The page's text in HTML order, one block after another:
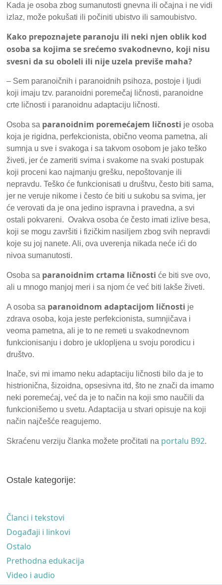
Kada je osoba zbog sumanutosti gnevna ili očajna i ne vidi
izlaz, može pokušati ili počiniti ubistvo ili samoubistvo.
Kako prepoznajete paranoju ili neki njen oblik kod
osoba sa kojima se srećemo svakodnevno, koji nisu
svesni da su oboleli ili nije uzela previše maha?
– Sem paranoičnih i paranoidnih psihoza, postoje i ljudi
koji imaju tzv. paranoidni poremečaj ličnosti, paranoidne
crte ličnosti i paranoidnu adaptaciju ličnosti.
Osoba sa paranoidnim poremećajem ličnosti je osoba
koja je rigidna, perfekcionista, obično veoma pametna, ali
sumnja u sve i svakoga i sa takvom osobom je jako teško
živeti, jer će zameriti svima i svakome na svaki postupak
koji proceni kao najmanju grešku, nepoštovanje ili
nepravdu. Teško će funkcionisati u društvu, često biti sama,
jer ne veruje nikome i često će biti u sukobu sa svima, jer
će verovati da je ona jedino ispravna i pravedna, a svi
ostali pokvareni. Ovakva osoba će često imati izlive besa,
koji se mogu završiti i fizičkim nasiljem zbog svih nepravdi
koje su joj nanete. Ali, ova uverenja nikada neće ići do
nivoa sumanutosti.
Osoba sa paranoidnim crtama ličnostiće biti sve ovo,
ali u mnogo manjoj meri i sa njom će već biti lakše živeti.
A osoba sa paranoidnom adaptacijom ličnosti je
zdrava osoba, koja jeste perfekcionista, sumnjičava i
veoma pametna, ali je to ne remeti u svakodnevnom
funkcionisanju i dobro je uklopljena u svoju porodicu i
društvo.
Inače, svi mi imamo neku adaptaciju ličnosti bilo da je to
histrionična, šizoidna, opsesivna itd, što ne znači da imamo
neki poremećaj, već da je to način na koji smo naučili da
funkcionišemo u svetu. Adaptacija u stvari opisuje na koji
način najčešće reagujemo.
Skraćenu verziju članka možete pročitati na portalu B92.
Ostale kategorije:
Članci i tekstovi
Događaji i linkovi
Ostalo
Prethodna edukacija
Video i audio